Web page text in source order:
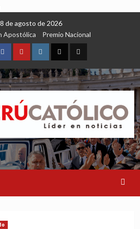
8 de agosto de 2026
Apostólica
Premio Nacional
FacebookYoutubeInstagram
X TikTok